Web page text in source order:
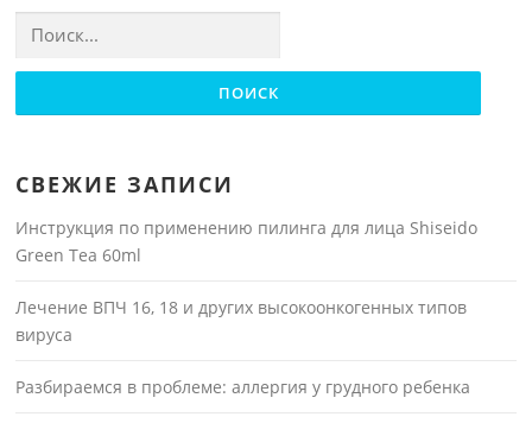
СВЕЖИЕ ЗАПИСИ
Инструкция по применению пилинга для лица Shiseido
Green Tea 60ml
Лечение ВПЧ 16, 18 и других высокоонкогенных типов
вируса
Разбираемся в проблеме: аллергия у грудного ребенка